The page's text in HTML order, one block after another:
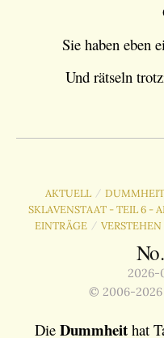
Sie haben eben
Und rätseln
AKTUELL /
SKLAVENSTAAT - TEIL 6 -
EINTRÄGE / VERSTEHEN
2026-
© 2006-2026
Die Dummheit hat